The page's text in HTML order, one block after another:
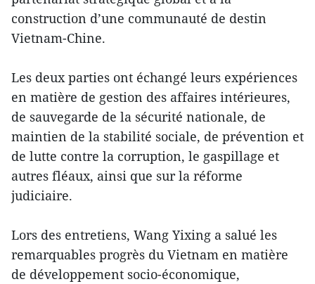
construction d’une communauté de destin
Vietnam-Chine.
Les deux parties ont échangé leurs expériences
en matière de gestion des affaires intérieures,
de sauvegarde de la sécurité nationale, de
maintien de la stabilité sociale, de prévention et
de lutte contre la corruption, le gaspillage et
autres fléaux, ainsi que sur la réforme
judiciaire.
Lors des entretiens, Wang Yixing a salué les
remarquables progrès du Vietnam en matière
de développement socio-économique,